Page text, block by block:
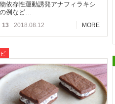
依存性運動誘発アナフィラキシ
例など…
13 2018.08.12 MORE